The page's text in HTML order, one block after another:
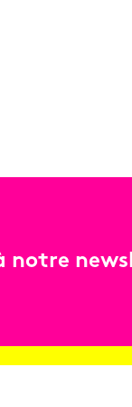
notre